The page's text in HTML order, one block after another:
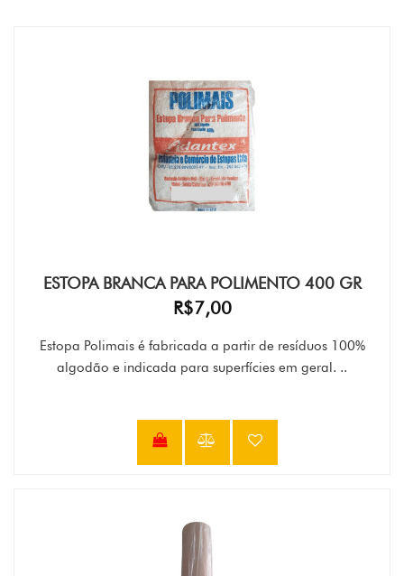
ESTOPA BRANCA PARA POLIMENTO 400 GR
R$7,00
Estopa Polimais é fabricada a partir de resíduos 100%
algodão e indicada para superfícies em geral. ..